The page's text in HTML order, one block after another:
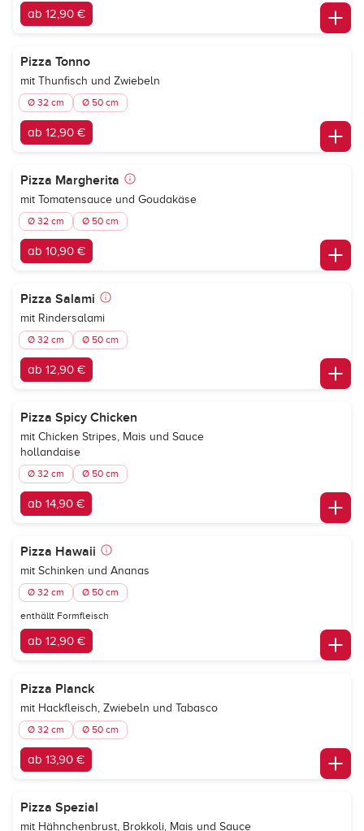
ab 12,90 €
Pizza Tonno
mit Thunfisch und Zwiebeln
Ø 32 cm Ø 50 cm
ab 12,90 €
Pizza Margherita
mit Tomatensauce und Goudakäse
Ø 32 cm Ø 50 cm
ab 10,90 €
Pizza Salami
mit Rindersalami
Ø 32 cm Ø 50 cm
ab 12,90 €
Pizza Spicy Chicken
mit Chicken Stripes, Mais und Sauce
hollandaise
Ø 32 cm Ø 50 cm
ab 14,90 €
Pizza Hawaii
mit Schinken und Ananas
Ø 32 cm Ø 50 cm
enthällt Formfleisch
ab 12,90 €
Pizza Planck
mit Hackfleisch, Zwiebeln und Tabasco
Ø 32 cm Ø 50 cm
ab 13,90 €
Pizza Spezial
mit Hähnchenbrust, Brokkoli, Mais und Sauce